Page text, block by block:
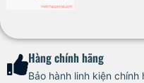
Hàng chính hãng
Bảo hành linh kiện chính